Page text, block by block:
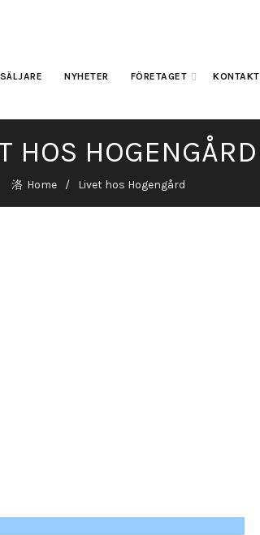
NYHETER FÖRETAGET KONTAKT
HOS HOGENGÅRD
Home Livet hos Hogengård